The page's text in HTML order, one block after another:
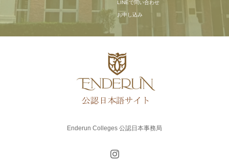
LINEで問い合わせ
お申し込み
Enderun Colleges 公認日本事務局